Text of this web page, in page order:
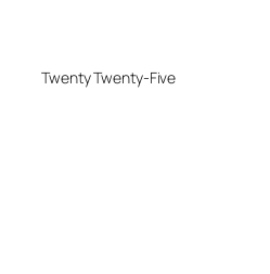
Twenty Twenty-Five